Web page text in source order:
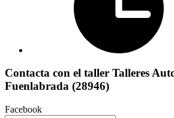
Contacta con el taller Talleres
Fuenlabrada (28946)
Facebook